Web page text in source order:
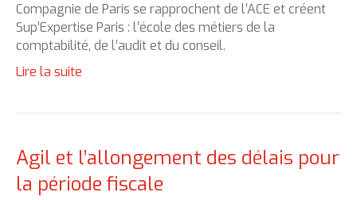
Compagnie de Paris se rapprochent de l’ACE et créent
Sup’Expertise Paris : l’école des métiers de la
comptabilité, de l’audit et du conseil.
Lire la suite
Agil et l’allongement des délais pour
la période fiscale